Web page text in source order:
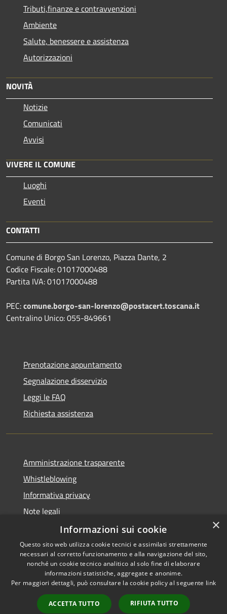
Tributi,finanze e contravvenzioni
Ambiente
Salute, benessere e assistenza
Autorizzazioni
NOVITÀ
Notizie
Comunicati
Avvisi
VIVERE IL COMUNE
Luoghi
Eventi
CONTATTI
Comune di Borgo San Lorenzo, Piazza Dante, 2
Codice Fiscale: 01017000488
Partita IVA: 01017000488
PEC:comune.borgo-san-lorenzo@postacert.toscana.it
Centralino Unico: 055-849661
Prenotazione appuntamento
Segnalazione disservizio
Leggi le FAQ
Richiesta assistenza
Amministrazione trasparente
Whistleblowing
Informativa privacy
Note legali
Dichiarazione di accessibilità
RSS
Accessibilità
Copyright © 2026 • Comune di
byMunicipium
Accesso
×
Informazioni sui cookie
Questo sito web utilizza cookie tecnici e assimilati strettamente
necessari al corretto funzionamento e alla navigazione del sito,
nonché un cookie tecnico analitico al solo fine di elaborare
informazioni statistiche, aggregate e anonime.
Per maggiori dettagli, può consultare la cookie policy al seguente link
ACCETTA TUTTO RIFIUTA TUTTO